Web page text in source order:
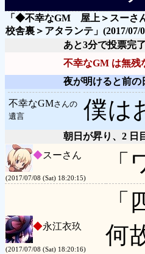
「◆不幸なGM 屋上＞スーさ
校舎裏＞アタランテ」 (2017/07/
あと3分で投票完
不幸なGM は無残
夜が明けると前の
不幸なGMさんの
遺言
僕は
朝日が昇り、2 日
◆スーさん
(2017/07/08 (Sat) 18:20:15)
◆永江衣玖
(2017/07/08 (Sat) 18:20:16)
何